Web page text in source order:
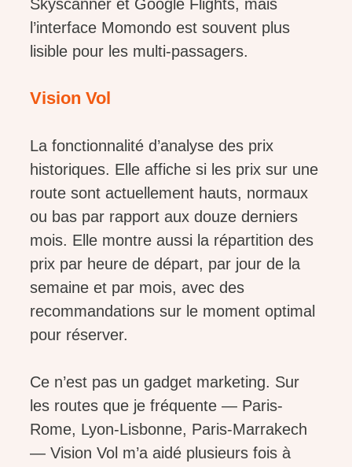
Skyscanner et Google Flights, mais
l’interface Momondo est souvent plus
lisible pour les multi-passagers.
Vision Vol
La fonctionnalité d’analyse des prix
historiques. Elle affiche si les prix sur une
route sont actuellement hauts, normaux
ou bas par rapport aux douze derniers
mois. Elle montre aussi la répartition des
prix par heure de départ, par jour de la
semaine et par mois, avec des
recommandations sur le moment optimal
pour réserver.
Ce n’est pas un gadget marketing. Sur
les routes que je fréquente — Paris-
Rome, Lyon-Lisbonne, Paris-Marrakech
— Vision Vol m’a aidé plusieurs fois à